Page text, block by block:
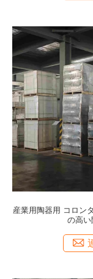
産業用陶器用 コロン
の高い